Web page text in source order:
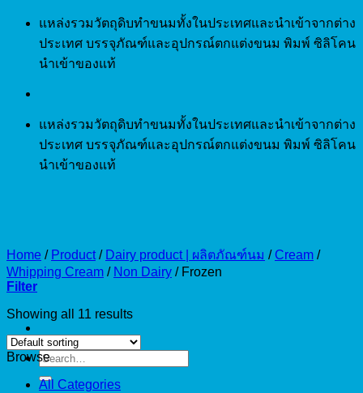
Skip
content
แหล่งรวมวัตถุดิบทำขนมทั้งในประเทศและนำเข้าจากต่าง
ประเทศ บรรจุภัณฑ์และอุปกรณ์ตกแต่งขนม พิมพ์ ซิลิโคน
นำเข้าของแท้
แหล่งรวมวัตถุดิบทำขนมทั้งในประเทศและนำเข้าจากต่าง
ประเทศ บรรจุภัณฑ์และอุปกรณ์ตกแต่งขนม พิมพ์ ซิลิโคน
นำเข้าของแท้
Search
for:
Home / Product / Dairy product | ผลิตภัณฑ์นม / Cream /
Whipping Cream / Non Dairy /Frozen
Filter
Showing all 11 results
Browse
All Categories